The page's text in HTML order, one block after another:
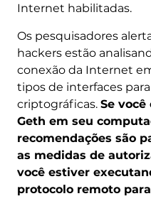
Internet habilitadas.
Os pesquisadores
hackers estão
conexão da Internet
tipos de interfaces
criptográficas. Se
Geth em seu
recomendações são
as medidas de
você estiver
protocolo remoto